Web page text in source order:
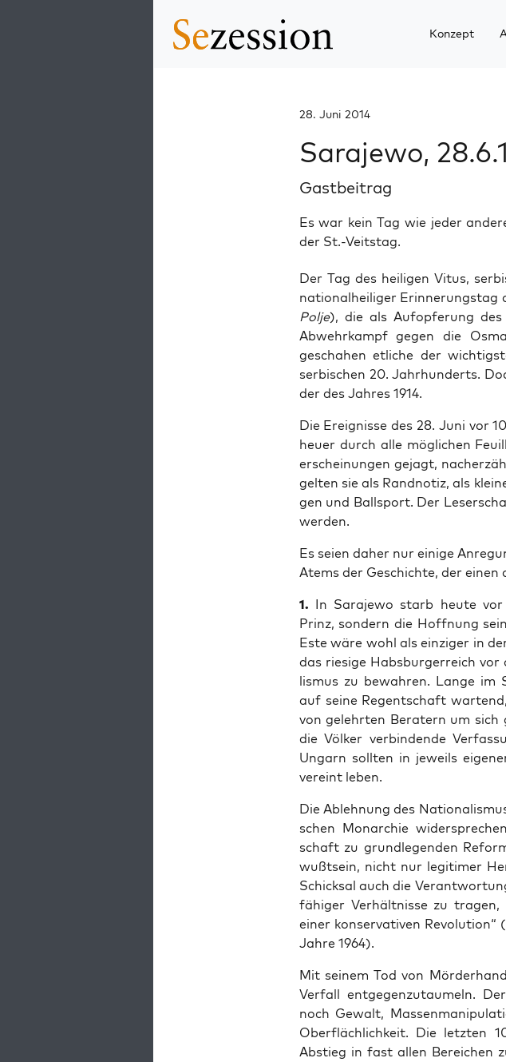
Konzept
28. Juni 2014
Sarajewo,
Gastbeitrag
Es war kein Tag wie jeder
der St.-Veitstag.
Der Tag des hei­li­gen Vitus,
natio­nal­hei­li­ger Erin­ne­rungs­tag
Pol­je), die als Auf­op­fe­rung des
Abwehr­kampf gegen die
gescha­hen etli­che der
ser­bi­schen 20. Jahr­hun­derts.
der des Jah­res 1914.
Die Ereig­nis­se des 28. Juni vor
heu­er durch alle mög­li­chen
erschei­nun­gen gejagt,
gel­ten sie als Rand­no­tiz, als
gen und Ball­sport. Der
werden.
Es sei­en daher nur eini­ge
Atems der Geschich­te, der einen
1. In Sara­je­wo starb heu­te
Prinz, son­dern die Hoff­nung
Este wäre wohl als ein­zi­ger in
das rie­si­ge Habs­bur­ger­reich
lis­mus zu bewah­ren. Lan­ge im
auf sei­ne Regent­schaft
von gelehr­ten Bera­tern um
die Völ­ker ver­bin­den­de
Ungarn soll­ten in jeweils
ver­eint leben.
Die Ableh­nung des
schen Mon­ar­chie
schaft zu grund­le­gen­den
wußt­sein, nicht nur legi­ti­mer
Schick­sal auch die
fä­hi­ger Ver­hält­nis­se zu
einer kon­ser­va­ti­ven
Jah­re 1964).
Mit sei­nem Tod von
Ver­fall ent­ge­gen­zu­tau­meln.
noch Gewalt,
Ober­fläch­lich­keit. Die letz­ten
Abstieg in fast allen Berei­chen